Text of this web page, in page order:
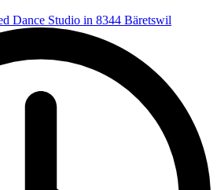
Dance Studio in 8344 Bäretswil